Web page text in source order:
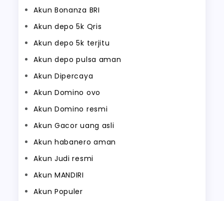
Akun Bonanza BRI
Akun depo 5k Qris
Akun depo 5k terjitu
Akun depo pulsa aman
Akun Dipercaya
Akun Domino ovo
Akun Domino resmi
Akun Gacor uang asli
Akun habanero aman
Akun Judi resmi
Akun MANDIRI
Akun Populer